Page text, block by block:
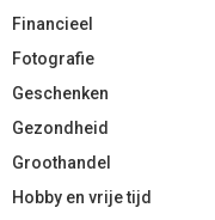
Financieel
Fotografie
Geschenken
Gezondheid
Groothandel
Hobby en vrije tijd